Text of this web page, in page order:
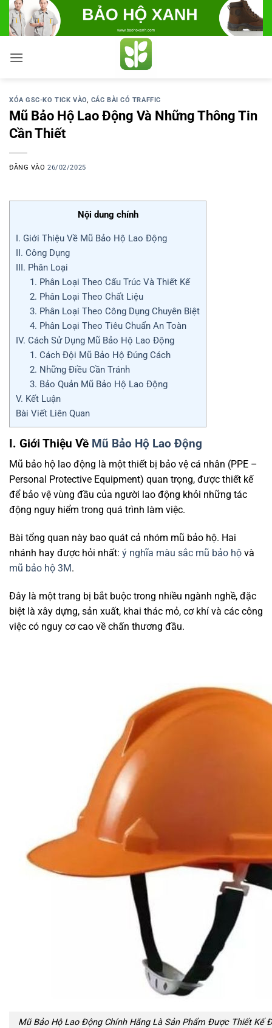
Bỏ
qua
nội
dung
XÓA GSC-KO TICK VÀO, CÁC BÀI CÓ TRAFFIC
Mũ Bảo Hộ Lao Động Và Những Thông Tin
Cần Thiết
ĐĂNG VÀO26/02/2025
Nội dung chính
I. Giới Thiệu Về Mũ Bảo Hộ Lao Động
II. Công Dụng
III. Phân Loại
1. Phân Loại Theo Cấu Trúc Và Thiết Kế
2. Phân Loại Theo Chất Liệu
3. Phân Loại Theo Công Dụng Chuyên Biệt
4. Phân Loại Theo Tiêu Chuẩn An Toàn
IV. Cách Sử Dụng Mũ Bảo Hộ Lao Động
1. Cách Đội Mũ Bảo Hộ Đúng Cách
2. Những Điều Cần Tránh
3. Bảo Quản Mũ Bảo Hộ Lao Động
V. Kết Luận
Bài Viết Liên Quan
I. Giới Thiệu Về Mũ Bảo Hộ Lao Động
Mũ bảo hộ lao động là một thiết bị bảo vệ cá nhân (PPE –
Personal Protective Equipment) quan trọng, được thiết kế
để bảo vệ vùng đầu của người lao động khỏi những tác
động nguy hiểm trong quá trình làm việc.
Bài tổng quan này bao quát cả nhóm mũ bảo hộ. Hai
nhánh hay được hỏi nhất: ý nghĩa màu sắc mũ bảo hộ và
mũ bảo hộ 3M.
Đây là một trang bị bắt buộc trong nhiều ngành nghề, đặc
biệt là xây dựng, sản xuất, khai thác mỏ, cơ khí và các công
việc có nguy cơ cao về chấn thương đầu.
Mũ Bảo Hộ Lao Động Chính Hãng Là Sản Phẩm Được Thiết Kế